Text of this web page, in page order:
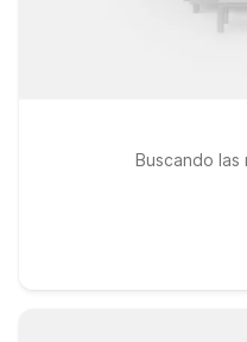
Buscando las